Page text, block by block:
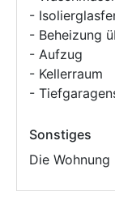
-
- Beheizung
- Aufzug
- Kellerraum
-
Sonstiges
Die